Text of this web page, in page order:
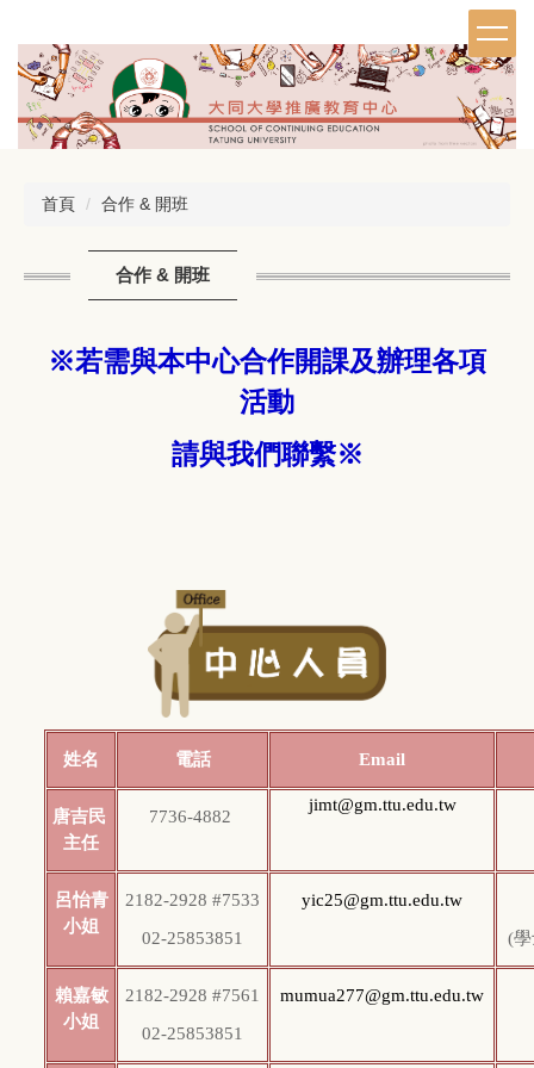
到
主
內
首頁
合作 & 開班
合作 & 開班
※若需與本中心合作開課及辦理各項
活動
請與我們聯繫※
姓名 電話 Email
唐吉民
主任
7736-4882
jimt@gm.ttu.edu.tw
呂怡青
小姐
2182-2928 #7533
02-25853851
yic25@gm.ttu.edu.tw
(
賴嘉敏
小姐
2182-2928 #7561
02-25853851
mumua277@gm.ttu.edu.tw